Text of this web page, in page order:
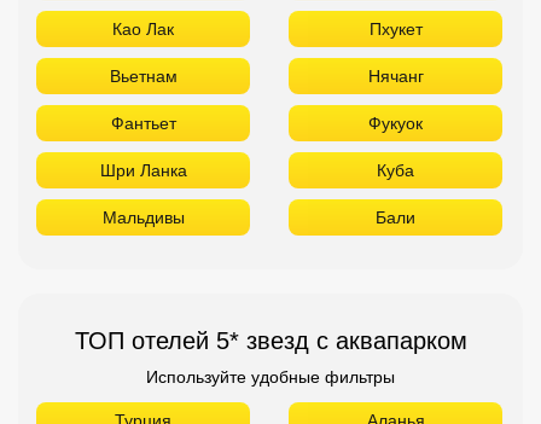
Као Лак Пхукет
Вьетнам Нячанг
Фантьет Фукуок
Шри Ланка Куба
Мальдивы Бали
ТОП отелей 5* звезд с аквапарком
Используйте удобные фильтры